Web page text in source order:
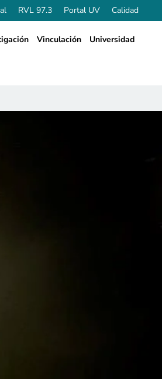
RVL 97.3 Portal UV Calidad
Vinculación Universidad